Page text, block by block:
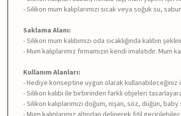
- Silikon mum kalıplarımızı sıcak veya soğuk su,
Saklama Alanı:
- Silikon mum kalıbımızı oda sıcaklığında kalıbın
- Mum kalıplarımız firmamızın kendi imalatıdır.
Kullanım Alanları:
- Hediye konseptine uygun olarak kullanabileceğiniz
- Silikon kalıbı ile birbirinden farklı objeleri
- Silikon kalıplarımızı doğum, nişan, söz, düğün,
- Mum kalıplarımız altından delinerek fitil